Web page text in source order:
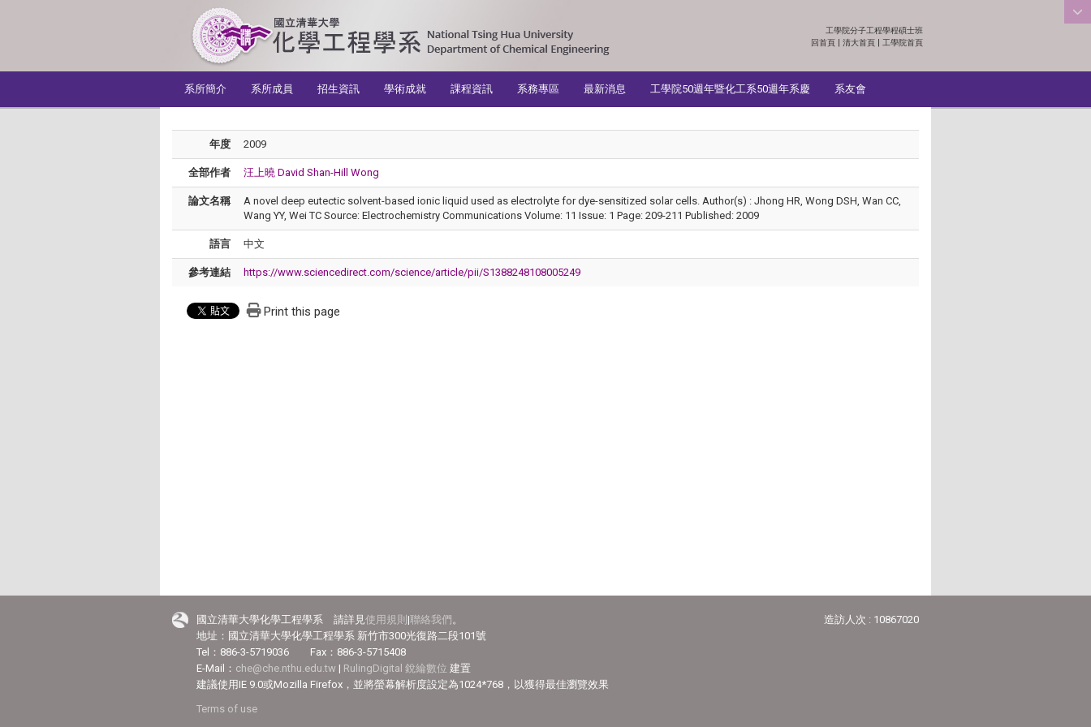
:::
工學院分子工程學程碩士班
回首頁 | 清大首頁 | 工學院首頁
系所簡介
系所成員 招生資訊 學術成就 課程資訊 系務專區 最新消息 工學院50週年暨化工系50週年系慶 系友會
年度 2009
全部作者 汪上曉 David Shan-Hill Wong
論文名稱
A novel deep eutectic solvent-based ionic liquid used as electrolyte for dye-sensitized solar cells. Author(s) : Jhong HR, Wong DSH, Wan CC,
Wang YY, Wei TC Source: Electrochemistry Communications Volume: 11 Issue: 1 Page: 209-211 Published: 2009
語言 中文
參考連結 https://www.sciencedirect.com/science/article/pii/S1388248108005249
Print this page
國立清華大學化學工程學系 請詳見 使用規則|聯絡我們 。
地址：國立清華大學化學工程學系 新竹市300光復路二段101號
Tel：886-3-5719036 Fax：886-3-5715408
E-Mail： che@che.nthu.edu.tw | RulingDigital 銳綸數位 建置
建議使用IE 9.0或Mozilla Firefox，並將螢幕解析度設定為1024*768，以獲得最佳瀏覽效果
Terms of use
造訪人次 : 10867020